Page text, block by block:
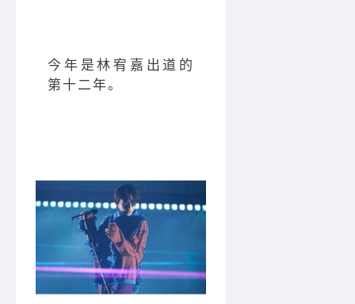
今年是林宥嘉出道的
第十二年。